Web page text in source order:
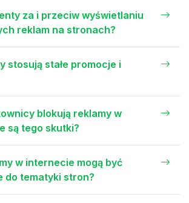
za i przeciw wyświetlaniu
reklam na stronach?
stosują stałe promocje i
blokują reklamy w
są tego skutki?
w internecie mogą być
do tematyki stron?